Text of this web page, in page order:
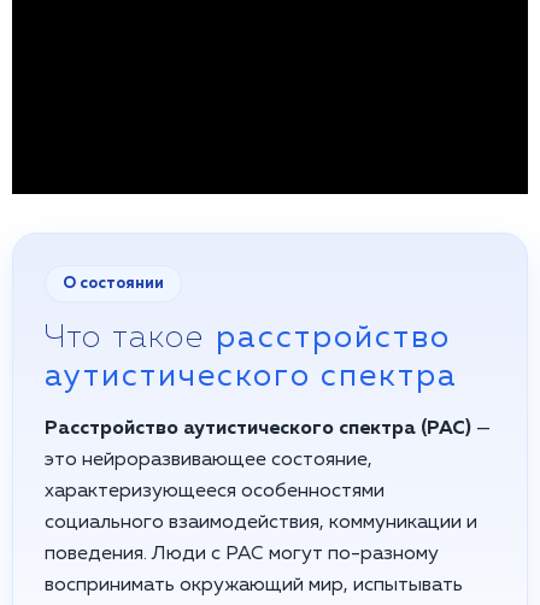
О состоянии
Что такое расстройство
аутистического спектра
Расстройство аутистического спектра (РАС) —
это нейроразвивающее состояние,
характеризующееся особенностями
социального взаимодействия, коммуникации и
поведения. Люди с РАС могут по-разному
воспринимать окружающий мир, испытывать